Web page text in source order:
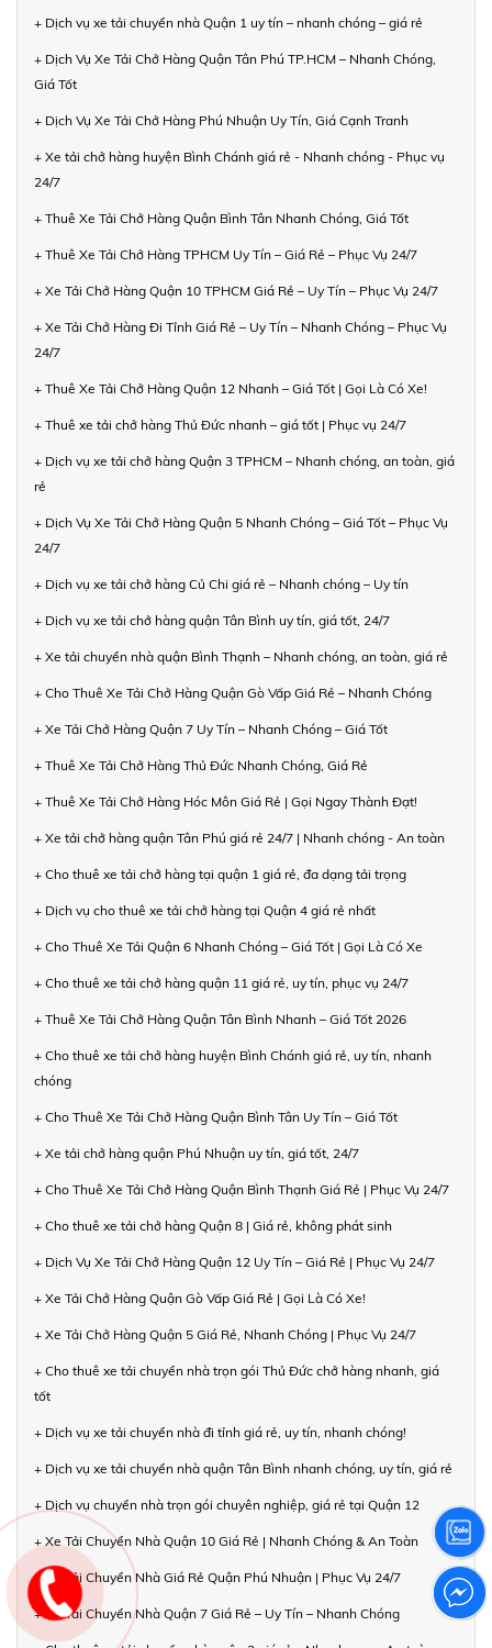
+ Dịch vụ xe tải chuyển nhà Quận 1 uy tín – nhanh chóng – giá rẻ
+ Dịch Vụ Xe Tải Chở Hàng Quận Tân Phú TP.HCM – Nhanh Chóng,
Giá Tốt
+ Dịch Vụ Xe Tải Chở Hàng Phú Nhuận Uy Tín, Giá Cạnh Tranh
+ Xe tải chở hàng huyện Bình Chánh giá rẻ - Nhanh chóng - Phục vụ
24/7
+ Thuê Xe Tải Chở Hàng Quận Bình Tân Nhanh Chóng, Giá Tốt
+ Thuê Xe Tải Chở Hàng TPHCM Uy Tín – Giá Rẻ – Phục Vụ 24/7
+ Xe Tải Chở Hàng Quận 10 TPHCM Giá Rẻ – Uy Tín – Phục Vụ 24/7
+ Xe Tải Chở Hàng Đi Tỉnh Giá Rẻ – Uy Tín – Nhanh Chóng – Phục Vụ
24/7
+ Thuê Xe Tải Chở Hàng Quận 12 Nhanh – Giá Tốt | Gọi Là Có Xe!
+ Thuê xe tải chở hàng Thủ Đức nhanh – giá tốt | Phục vụ 24/7
+ Dịch vụ xe tải chở hàng Quận 3 TPHCM – Nhanh chóng, an toàn, giá
rẻ
+ Dịch Vụ Xe Tải Chở Hàng Quận 5 Nhanh Chóng – Giá Tốt – Phục Vụ
24/7
+ Dịch vụ xe tải chở hàng Củ Chi giá rẻ – Nhanh chóng – Uy tín
+ Dịch vụ xe tải chở hàng quận Tân Bình uy tín, giá tốt, 24/7
+ Xe tải chuyển nhà quận Bình Thạnh – Nhanh chóng, an toàn, giá rẻ
+ Cho Thuê Xe Tải Chở Hàng Quận Gò Vấp Giá Rẻ – Nhanh Chóng
+ Xe Tải Chở Hàng Quận 7 Uy Tín – Nhanh Chóng – Giá Tốt
+ Thuê Xe Tải Chở Hàng Thủ Đức Nhanh Chóng, Giá Rẻ
+ Thuê Xe Tải Chở Hàng Hóc Môn Giá Rẻ | Gọi Ngay Thành Đạt!
+ Xe tải chở hàng quận Tân Phú giá rẻ 24/7 | Nhanh chóng - An toàn
+ Cho thuê xe tải chở hàng tại quận 1 giá rẻ, đa dạng tải trọng
+ Dịch vụ cho thuê xe tải chở hàng tại Quận 4 giá rẻ nhất
+ Cho Thuê Xe Tải Quận 6 Nhanh Chóng – Giá Tốt | Gọi Là Có Xe
+ Cho thuê xe tải chở hàng quận 11 giá rẻ, uy tín, phục vụ 24/7
+ Thuê Xe Tải Chở Hàng Quận Tân Bình Nhanh – Giá Tốt 2026
+ Cho thuê xe tải chở hàng huyện Bình Chánh giá rẻ, uy tín, nhanh
chóng
+ Cho Thuê Xe Tải Chở Hàng Quận Bình Tân Uy Tín – Giá Tốt
+ Xe tải chở hàng quận Phú Nhuận uy tín, giá tốt, 24/7
+ Cho Thuê Xe Tải Chở Hàng Quận Bình Thạnh Giá Rẻ | Phục Vụ 24/7
+ Cho thuê xe tải chở hàng Quận 8 | Giá rẻ, không phát sinh
+ Dịch Vụ Xe Tải Chở Hàng Quận 12 Uy Tín – Giá Rẻ | Phục Vụ 24/7
+ Xe Tải Chở Hàng Quận Gò Vấp Giá Rẻ | Gọi Là Có Xe!
+ Xe Tải Chở Hàng Quận 5 Giá Rẻ, Nhanh Chóng | Phục Vụ 24/7
+ Cho thuê xe tải chuyển nhà trọn gói Thủ Đức chở hàng nhanh, giá
tốt
+ Dịch vụ xe tải chuyển nhà đi tỉnh giá rẻ, uy tín, nhanh chóng!
+ Dịch vụ xe tải chuyển nhà quận Tân Bình nhanh chóng, uy tín, giá rẻ
+ Dịch vụ chuyển nhà trọn gói chuyên nghiệp, giá rẻ tại Quận 12
+ Xe Tải Chuyển Nhà Quận 10 Giá Rẻ | Nhanh Chóng & An Toàn
+ Xe Tải Chuyển Nhà Giá Rẻ Quận Phú Nhuận | Phục Vụ 24/7
+ Xe Tải Chuyển Nhà Quận 7 Giá Rẻ – Uy Tín – Nhanh Chóng